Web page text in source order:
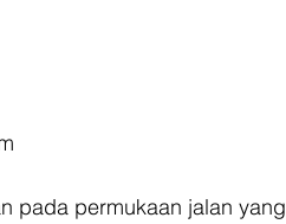
pada permukaan jalan yang